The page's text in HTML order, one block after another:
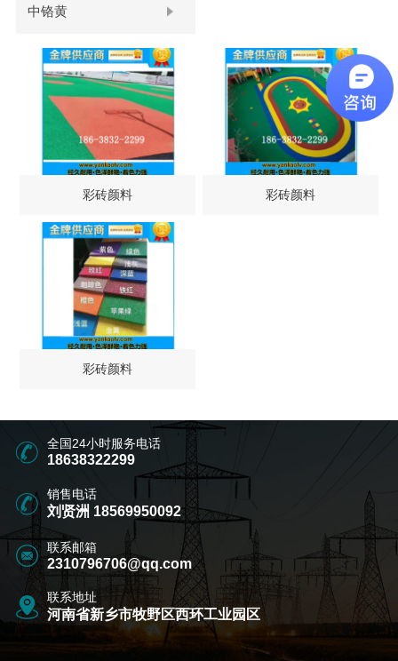
中铬黄
彩砖颜料 彩砖颜料
彩砖颜料
全国24小时服务电话
18638322299
销售电话
刘贤洲 18569950092
联系邮箱
2310796706@qq.com
联系地址
河南省新乡市牧野区西环工业园区